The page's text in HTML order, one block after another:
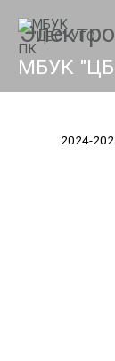
содержимому
МБУК
2024-